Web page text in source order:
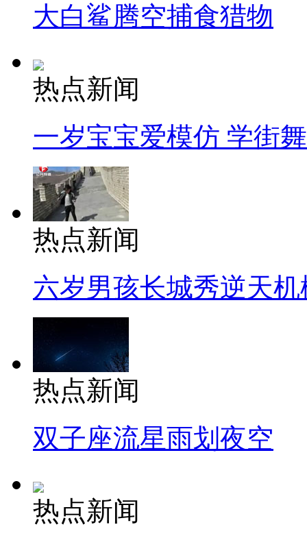
大白鲨腾空捕食猎物
热点新闻
一岁宝宝爱模仿 学街
热点新闻
六岁男孩长城秀逆天机
热点新闻
双子座流星雨划夜空
热点新闻